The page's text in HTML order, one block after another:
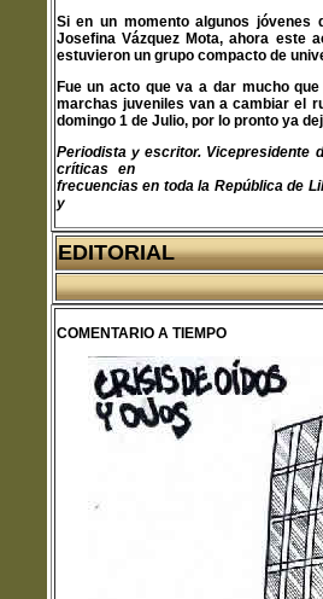
Si en un momento algunos jóvenes
Josefina Vázquez Mota, ahora este
estuvieron un grupo compacto de
Fue un acto que va a dar mucho
marchas juveniles van a cambiar el
domingo 1 de Julio, por lo pronto ya
Periodista y escritor. Vicepresidente
críticas en
frecuencias en toda la República de
y
EDITORIAL
COMENTARIO A TIEMPO